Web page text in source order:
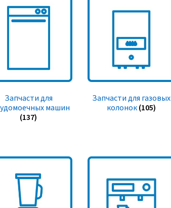
Запчасти для
машин
(137)
Запчасти для газовых
колонок (105)